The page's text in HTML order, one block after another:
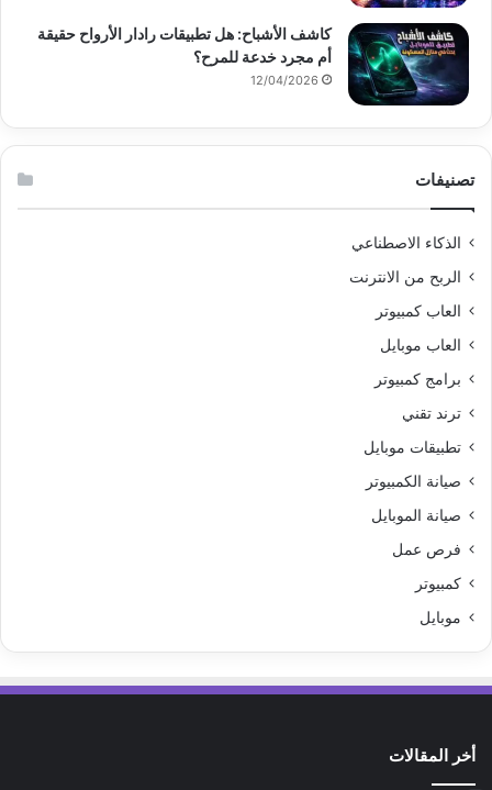
كاشف الأشباح: هل تطبيقات رادار الأرواح حقيقة
أم مجرد خدعة للمرح؟
12/04/2026
تصنيفات
الذكاء الاصطناعي
الربح من الانترنت
العاب كمبيوتر
العاب موبايل
برامج كمبيوتر
ترند تقني
تطبيقات موبايل
صيانة الكمبيوتر
صيانة الموبايل
فرص عمل
كمبيوتر
موبايل
أخر المقالات